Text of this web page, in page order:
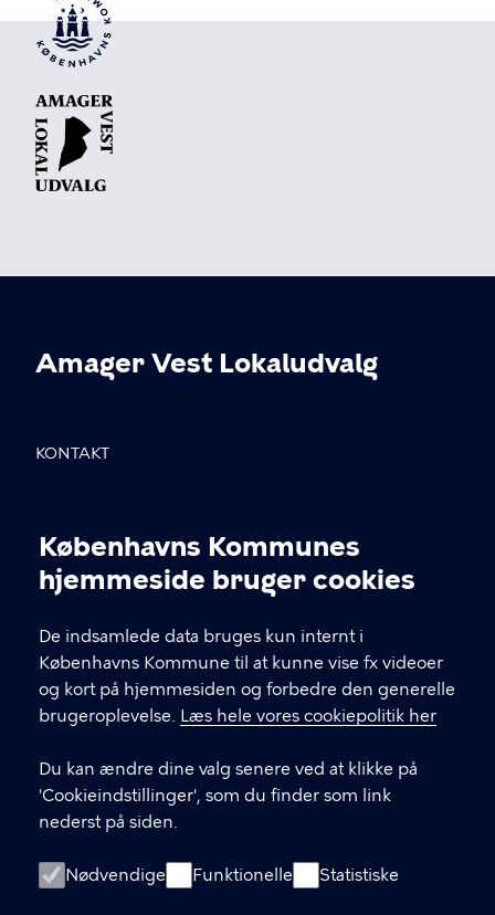
Cookieindstillinger
Københavns Kommunes
hjemmeside bruger cookies
De indsamlede data bruges kun internt i
Københavns Kommune til at kunne vise fx videoer
og kort på hjemmesiden og forbedre den generelle
brugeroplevelse. Læs hele vores cookiepolitik her
Du kan ændre dine valg senere ved at klikke på
'Cookieindstillinger', som du finder som link
nederst på siden.
Nødvendige Funktionelle Statistiske
Amager Vest Lokaludvalg
KONTAKT
info@avlu.dk
21 51 39 35
LINKS
Facebook
Instagram
Kontakt os
Nyhedsbrev